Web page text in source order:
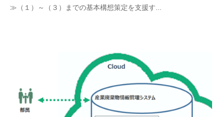
≫（１）～（３）までの基本構想策定を支援す...